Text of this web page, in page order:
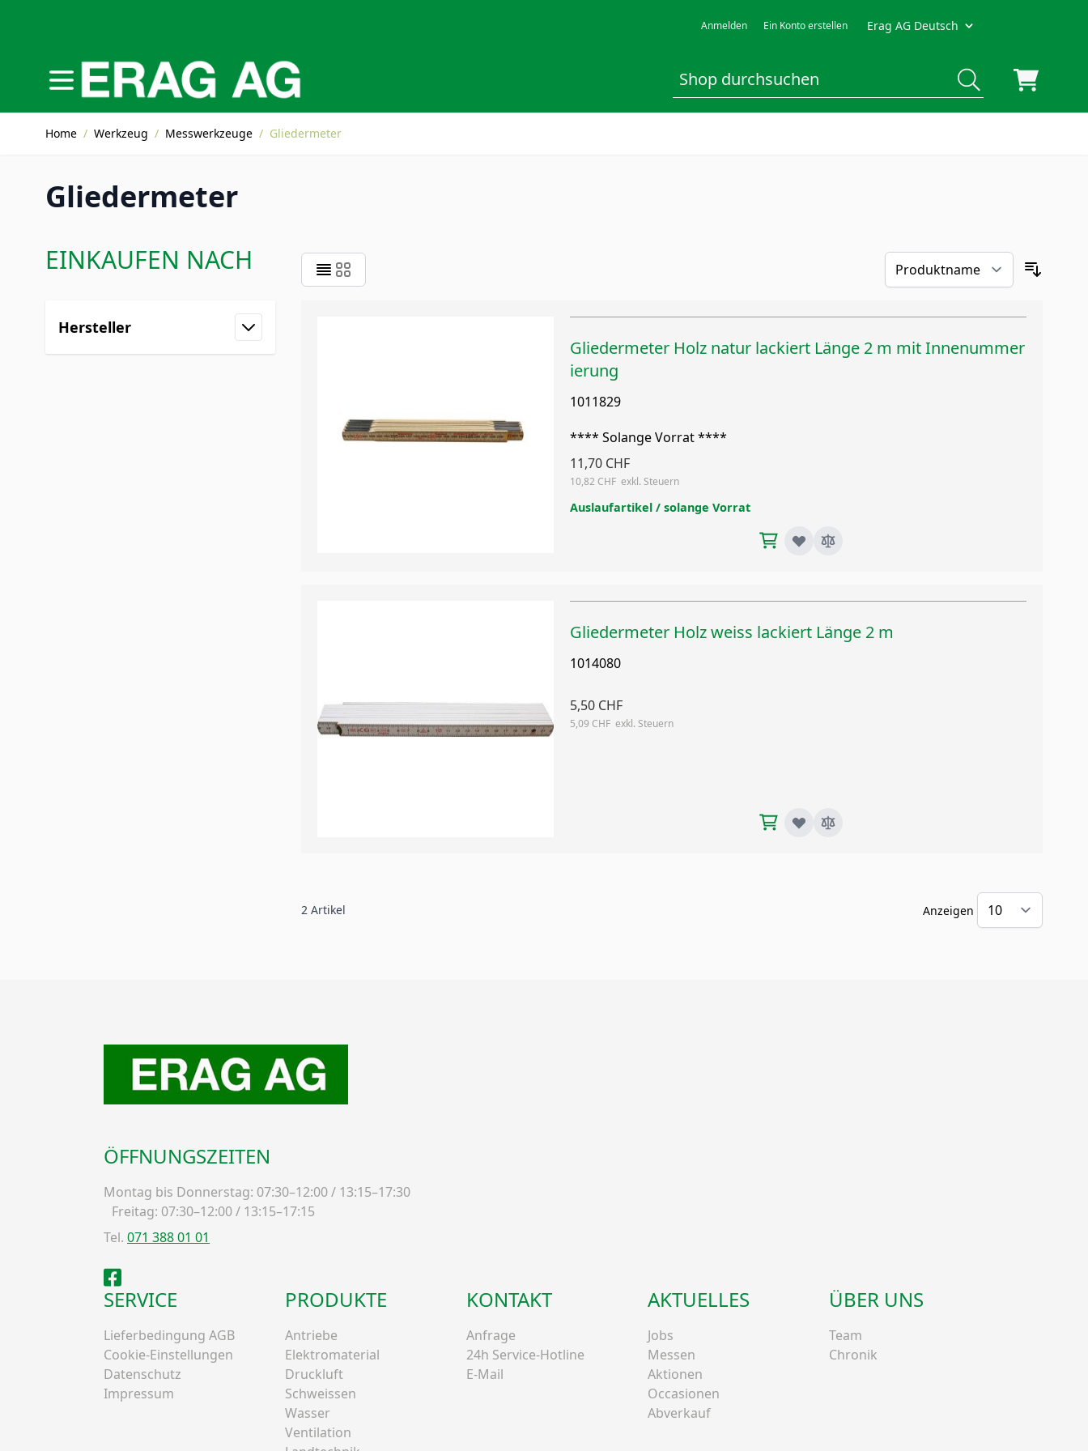
Anmelden Ein Konto erstellen Erag AG Deutsch
Home / Werkzeug / Messwerkzeuge / Gliedermeter
Gliedermeter
EINKAUFEN NACH
Hersteller
Filter
Gliedermeter Holz natur lackiert Länge 2 m mit Innenummer
ierung
1011829
**** Solange Vorrat ****
11,70 CHF
10,82 CHF
Auslaufartikel / solange Vorrat
Gliedermeter Holz weiss lackiert Länge 2 m
1014080
5,50 CHF
5,09 CHF
2 Artikel Anzeigen
ÖFFNUNGSZEITEN
Montag bis Donnerstag: 07:30–12:00 / 13:15–17:30
Freitag: 07:30–12:00 / 13:15–17:15
Tel. 071 388 01 01
Facebook
SERVICE
Lieferbedingung AGB
Cookie-Einstellungen
Datenschutz
Impressum
PRODUKTE
Antriebe
Elektromaterial
Druckluft
Schweissen
Wasser
Ventilation
KONTAKT
Anfrage
24h Service-Hotline
E-Mail
AKTUELLES
Jobs
Messen
Aktionen
Occasionen
Abverkauf
ÜBER UNS
Team
Chronik